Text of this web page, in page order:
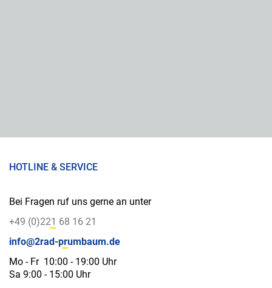
HOTLINE & SERVICE
Bei Fragen ruf uns gerne an unter
+49 (0)221 68 16 21
info@2rad-prumbaum.de
Mo - Fr 10:00 - 19:00 Uhr
Sa 9:00 - 15:00 Uhr